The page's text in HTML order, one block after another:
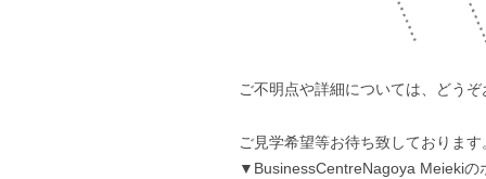
ご不明点や詳細については、どう
ご見学希望等お待ち致しております
▼BusinessCentreNagoya Meieki